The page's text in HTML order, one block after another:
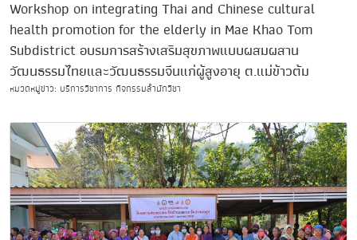
Workshop on integrating Thai and Chinese cultural
health promotion for the elderly in Mae Khao Tom
Subdistrict อบรมการสร้างเสริมสุขภาพแบบผสมผสาน
วัฒนธรรมไทยและวัฒนธรรมจีนแก่ผู้สูงอายุ ต.แม่ข้าวต้ม
หมวดหมู่ข่าว: บริการวิชาการ กิจกรรมสำนักวิชา